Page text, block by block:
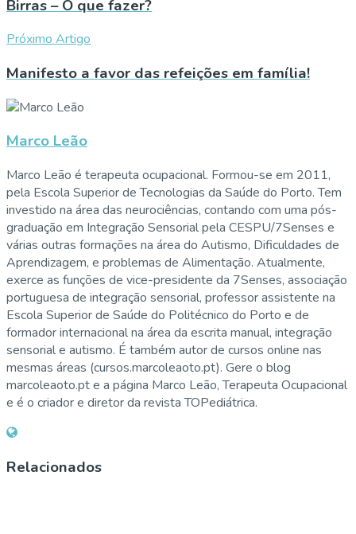
Birras – O que fazer?
Próximo Artigo
Manifesto a favor das refeições em família!
Marco Leão
Marco Leão é terapeuta ocupacional. Formou-se em 2011,
pela Escola Superior de Tecnologias da Saúde do Porto. Tem
investido na área das neurociências, contando com uma pós-
graduação em Integração Sensorial pela CESPU/7Senses e
várias outras formações na área do Autismo, Dificuldades de
Aprendizagem, e problemas de Alimentação. Atualmente,
exerce as funções de vice-presidente da 7Senses, associação
portuguesa de integração sensorial, professor assistente na
Escola Superior de Saúde do Politécnico do Porto e de
formador internacional na área da escrita manual, integração
sensorial e autismo. É também autor de cursos online nas
mesmas áreas (cursos.marcoleaoto.pt). Gere o blog
marcoleaoto.pt e a página Marco Leão, Terapeuta Ocupacional
e é o criador e diretor da revista TOPediátrica.
Relacionados